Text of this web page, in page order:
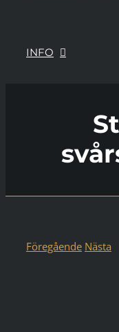
INFO
Föregående Nästa